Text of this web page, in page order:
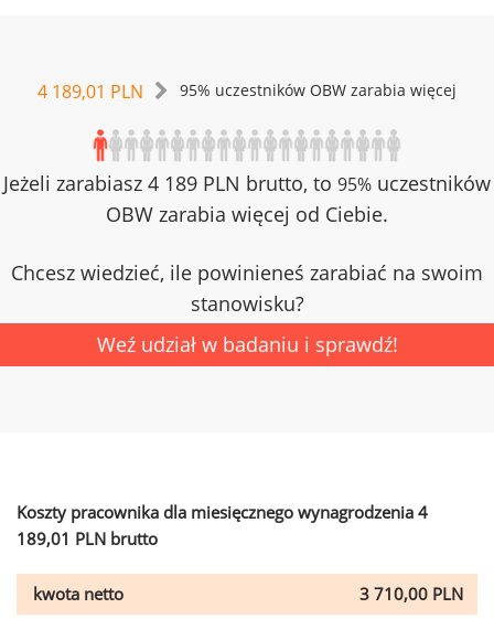
4 189,01 PLN 95% uczestników OBW zarabia więcej
Jeżeli zarabiasz 4 189 PLN brutto, to 95% uczestników
OBW zarabia więcej od Ciebie.
Chcesz wiedzieć, ile powinieneś zarabiać na swoim
stanowisku?
Weź udział w badaniu i sprawdź!
Koszty pracownika dla miesięcznego wynagrodzenia 4
189,01 PLN brutto
kwota netto
3 710,00 PLN